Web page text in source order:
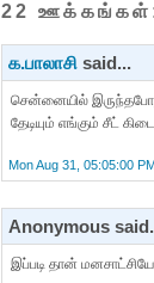
22
க.பாலாசிsaid...
சென்னையில்
தேடியும் எங்கும் சீட்
Mon Aug 31, 05:05:00 PM
Anonymous
இப்படி தான்